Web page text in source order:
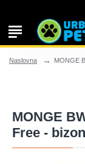
Naslovna MONGE
MONGE
Free -